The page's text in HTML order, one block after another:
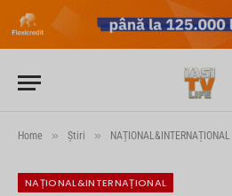
Home » Știri » NAȚIONAL&INTERNAȚIONAL
NAȚIONAL&INTERNAȚIONAL